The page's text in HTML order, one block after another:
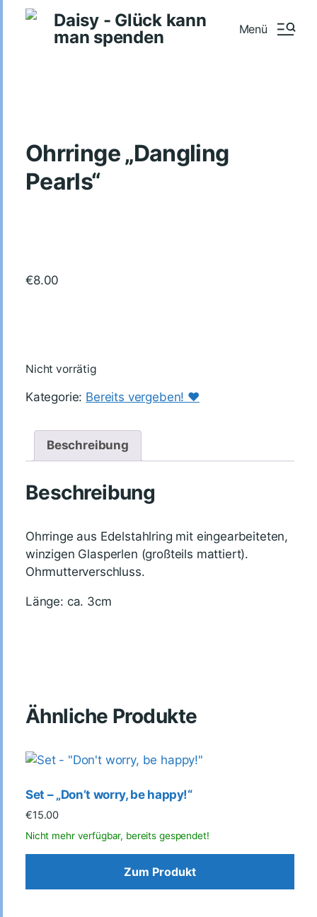
Daisy - Glück kann
man spenden
Menü
Ohrringe „Dangling
Pearls“
€8.00
Nicht vorrätig
Kategorie: Bereits vergeben! ♥️
Beschreibung
Beschreibung
Ohrringe aus Edelstahlring mit eingearbeiteten,
winzigen Glasperlen (großteils mattiert).
Ohrmutterverschluss.
Länge: ca. 3cm
Ähnliche Produkte
Set – „Don’t worry, be happy!“
€15.00
Zum Produkt